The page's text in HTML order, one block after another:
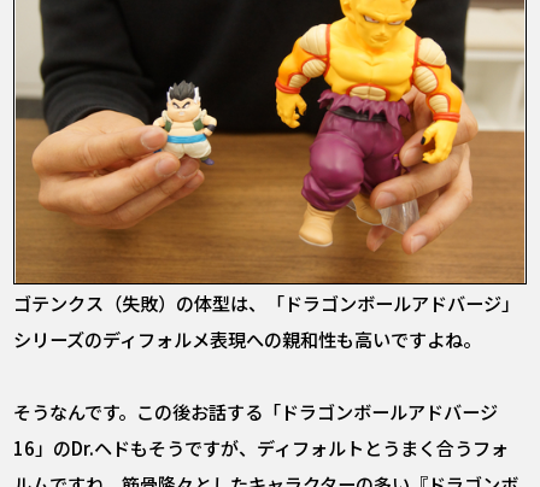
――ゴテンクス（失敗）の体型は、「ドラゴンボールアドバージ」
シリーズのディフォルメ表現への親和性も高いですよね。
そうなんです。この後お話する「ドラゴンボールアドバージ
16」のDr.ヘドもそうですが、ディフォルトとうまく合うフォ